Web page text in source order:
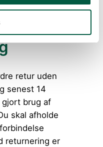
retur uden
senest 14
gjort brug af
skal afholde
returnering er